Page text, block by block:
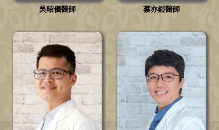
吳昭儀醫師 蔡亦鎧醫師